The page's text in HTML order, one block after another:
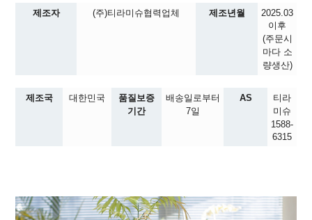
제조자 (주)티라미슈협력업체 제조년월
2025.03
이후
(주문시
마다 소
량생산)
제조국 대한민국
품질보증
기간
배송일로부터
7일
AS
티라
미슈
1588-
6315